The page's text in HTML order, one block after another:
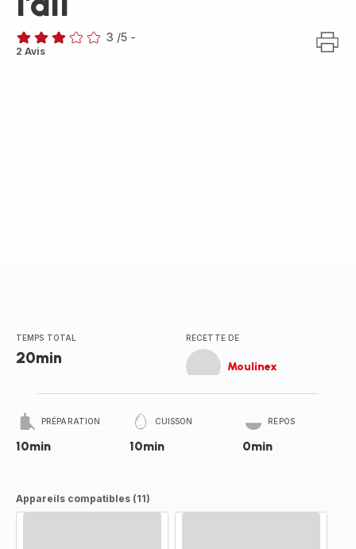
Avis
3 /5 -
2 Avis
TEMPS TOTAL
20min
RECETTE DE
Moulinex
PRÉPARATION
10min
CUISSON
10min
REPOS
0min
Appareils compatibles (11)